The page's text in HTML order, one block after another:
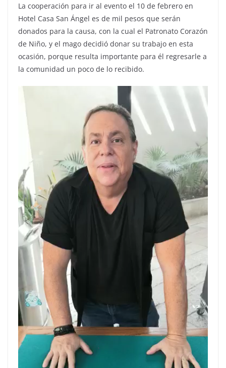
La cooperación para ir al evento el 10 de febrero en
Hotel Casa San Ángel es de mil pesos que serán
donados para la causa, con la cual el Patronato Corazón
de Niño, y el mago decidió donar su trabajo en esta
ocasión, porque resulta importante para él regresarle a
la comunidad un poco de lo recibido.